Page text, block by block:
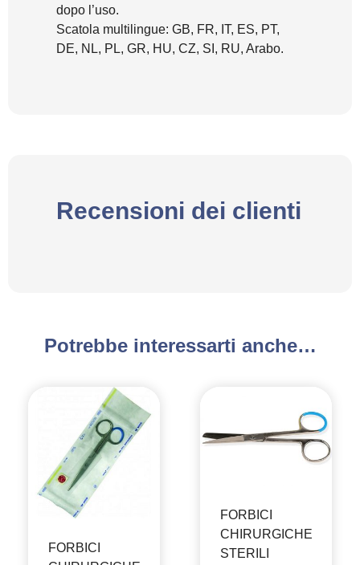
dopo l’uso.
Scatola multilingue: GB, FR, IT, ES, PT,
DE, NL, PL, GR, HU, CZ, SI, RU, Arabo.
Recensioni dei clienti
Potrebbe interessarti anche…
FORBICI
FORBICI
CHIRURGICHE
STERILI